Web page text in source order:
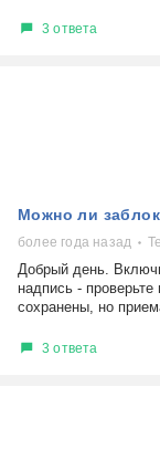
3 ответа
Можно ли
более года назад
Добрый день.
надпись -
сохранены, но
3 ответа